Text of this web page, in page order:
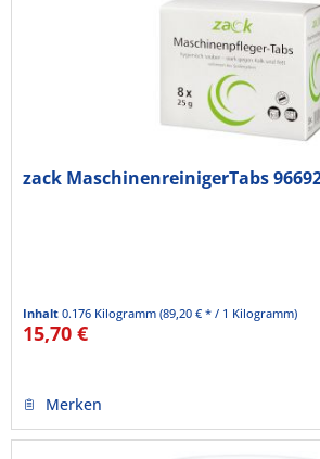
zack MaschinenreinigerTabs
Inhalt0.176 Kilogramm(89,20 € * / 1 Kilogramm)
15,70 €
Merken